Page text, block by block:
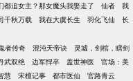
都追女主？那女魔头我娶走了 仙者
我
千秋万载 我在大虞长生 羽化飞仙
长
者传奇 混沌天帝诀
灵墟，剑棺，瞎剑
武双绝 边军悍卒 盖世神医
官场：美
慧 宋檀记事 都市医仙
官路青云